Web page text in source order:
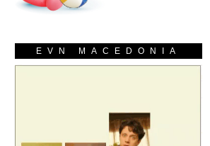
EVN MACEDONIA